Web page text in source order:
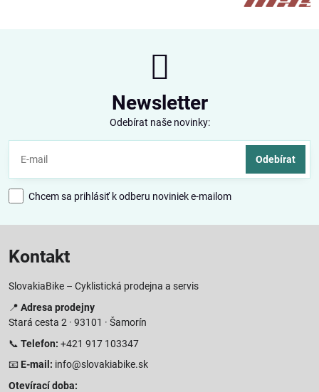
Newsletter
Odebírat naše novinky:
Odebírat
Chcem sa prihlásiť k odberu noviniek e-mailom
Kontakt
SlovakiaBike – Cyklistická prodejna a servis
📍 Adresa prodejny
Stará cesta 2 · 93101 · Šamorín
📞 Telefon: +421 917 103347
📧 E-mail: info@slovakiabike.sk
Otevírací doba: